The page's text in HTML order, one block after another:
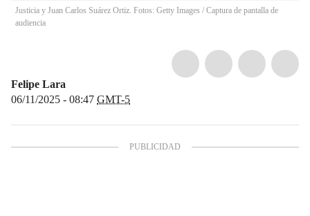
Justicia y Juan Carlos Suárez Ortiz. Fotos: Getty Images / Captura de pantalla de
audiencia
Felipe Lara
06/11/2025 - 08:47 GMT-5